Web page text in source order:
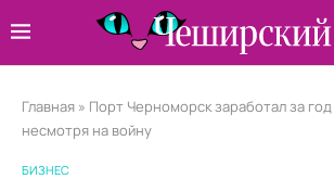
Главная » Порт Черноморск заработал за
несмотря на войну
БИЗНЕС